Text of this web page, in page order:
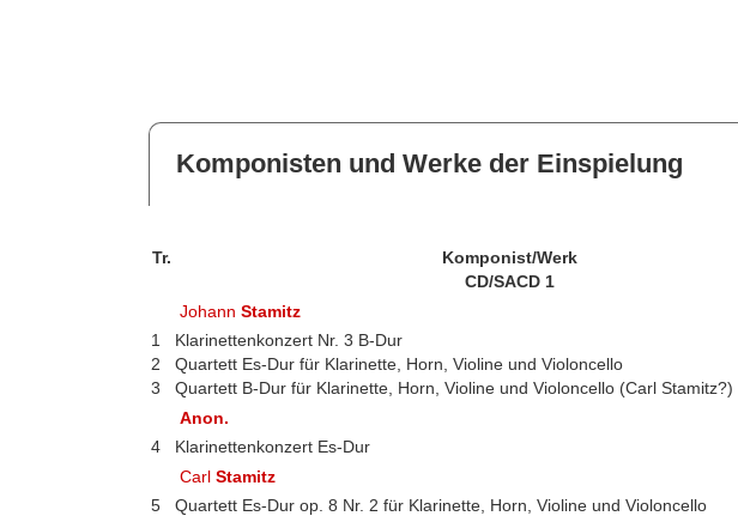
Komponisten und Werke der Einspielung
Tr. Komponist/Werk
CD/SACD 1
JohannStamitz
1
Klarinettenkonzert Nr. 3 B-Dur
2
Quartett Es-Dur für Klarinette, Horn, Violine und Violoncello
3
Quartett B-Dur für Klarinette, Horn, Violine und Violoncello (Carl Stamitz?)
Anon.
4
Klarinettenkonzert Es-Dur
CarlStamitz
5
Quartett Es-Dur op. 8 Nr. 2 für Klarinette, Horn, Violine und Violoncello